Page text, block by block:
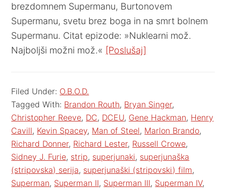
brezdomnem Supermanu, Burtonovem
Supermanu, svetu brez boga in na smrt bolnem
Supermanu. Citat epizode: »Nuklearni mož.
Najboljši možni mož.« [Poslušaj]
Filed Under: O.B.O.D.
Tagged With: Brandon Routh, Bryan Singer,
Christopher Reeve, DC, DCEU, Gene Hackman, Henry
Cavill, Kevin Spacey, Man of Steel, Marlon Brando,
Richard Donner, Richard Lester, Russell Crowe,
Sidney J. Furie, strip, superjunaki, superjunaška
(stripovska) serija, superjunaški (stripovski) film,
Superman, Superman II, Superman III, Superman IV,